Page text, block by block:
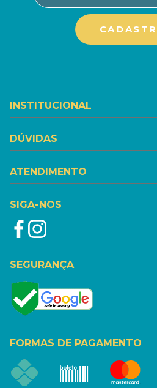
INSTITUCIONAL
DÚVIDAS
ATENDIMENTO
SIGA-NOS
SEGURANÇA
FORMAS DE PAGAMENTO